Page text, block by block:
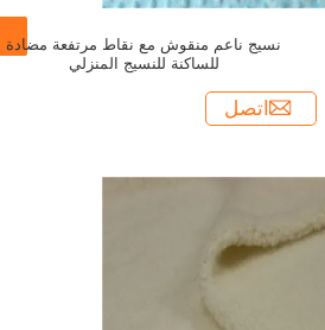
نسيج ناعم منقوش مع نقاط مرتفعة مضادة
للساكنة للنسيج المنزلي
اتصل